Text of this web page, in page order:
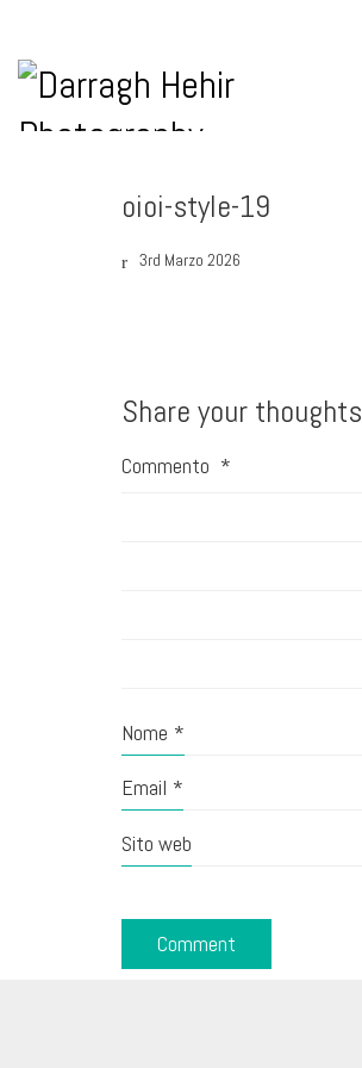
oioi-style-19
3rd Marzo 2026
Share your thoughts
Commento *
Nome *
Email *
Sito web